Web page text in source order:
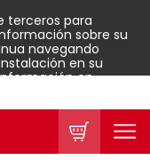
terceros para
sobre su
navegando
en su
en